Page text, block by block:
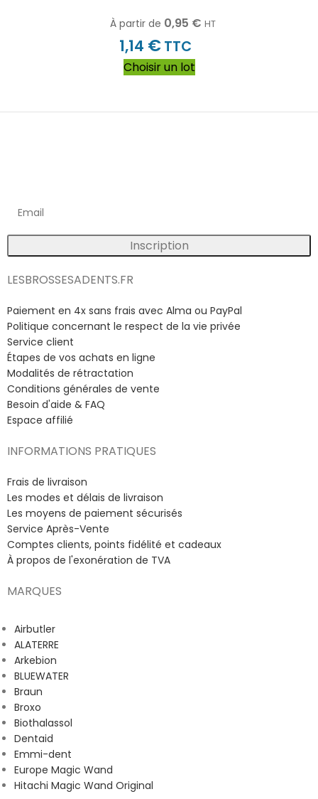
À partir de 0,95 € HT
1,14 €TTC
Choisir un lot
Inscription
LESBROSSESADENTS.FR
Paiement en 4x sans frais avec Alma ou PayPal
Politique concernant le respect de la vie privée
Service client
Étapes de vos achats en ligne
Modalités de rétractation
Conditions générales de vente
Besoin d'aide & FAQ
Espace affilié
INFORMATIONS PRATIQUES
Frais de livraison
Les modes et délais de livraison
Les moyens de paiement sécurisés
Service Après-Vente
Comptes clients, points fidélité et cadeaux
À propos de l'exonération de TVA
MARQUES
Airbutler
ALATERRE
Arkebion
BLUEWATER
Braun
Broxo
Biothalassol
Dentaid
Emmi-dent
Europe Magic Wand
Hitachi Magic Wand Original